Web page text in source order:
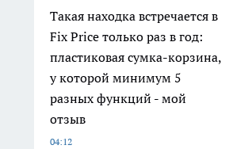
Такая находка встречается в
Fix Price только раз в год:
пластиковая сумка-корзина,
у которой минимум 5
разных функций - мой
отзыв
04:12